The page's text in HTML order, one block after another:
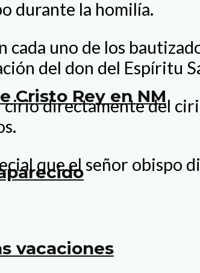
Cristo Rey en NM
vacaciones
durante la homilía.
cada uno de los
del don del Espíritu
directamente del
que el señor obispo